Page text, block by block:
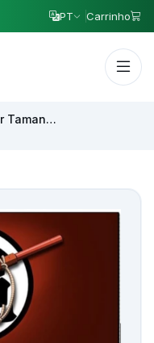
PT Carrinho
Mouse Pad Gamer Tamanho Grande com Performance Vencedora Modelo:Master